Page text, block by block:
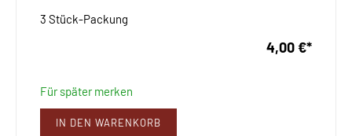
3 Stück-Packung
4,00 €*
Für später merken
IN DEN WARENKORB